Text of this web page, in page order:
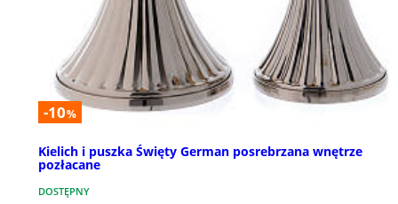
-10%
Kielich i puszka Święty German posrebrzana wnętrze
pozłacane
DOSTĘPNY